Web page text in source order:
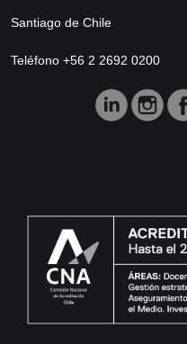
Santiago de Chile
Teléfono +56 2 2692 0200